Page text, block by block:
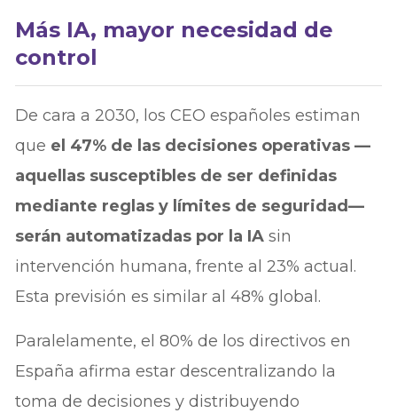
Más IA, mayor necesidad de
control
De cara a 2030, los CEO españoles estiman
que el 47% de las decisiones operativas —
aquellas susceptibles de ser definidas
mediante reglas y límites de seguridad—
serán automatizadas por la IAsin
intervención humana, frente al 23% actual.
Esta previsión es similar al 48% global.
Paralelamente, el 80% de los directivos en
España afirma estar descentralizando la
toma de decisiones y distribuyendo